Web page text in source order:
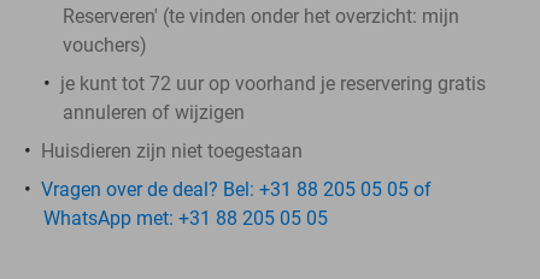
Reserveren' (te vinden onder het overzicht: mijn
vouchers)
je kunt tot 72 uur op voorhand je reservering gratis
annuleren of wijzigen
Huisdieren zijn niet toegestaan
Vragen over de deal? Bel: +31 88 205 05 05 of
WhatsApp met: +31 88 205 05 05